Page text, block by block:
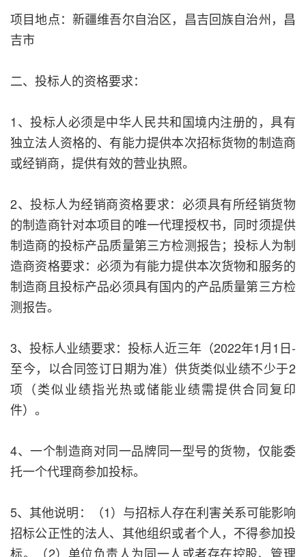
项目地点：新疆维吾尔自治区，昌吉回族自治州，昌
吉市
二、投标人的资格要求：
1、投标人必须是中华人民共和国境内注册的，具有
独立法人资格的、有能力提供本次招标货物的制造商
或经销商，提供有效的营业执照。
2、投标人为经销商资格要求：必须具有所经销货物
的制造商针对本项目的唯一代理授权书，同时须提供
制造商的投标产品质量第三方检测报告；投标人为制
造商资格要求：必须为有能力提供本次货物和服务的
制造商且投标产品必须具有国内的产品质量第三方检
测报告。
3、投标人业绩要求：投标人近三年（2022年1月1日-
至今，以合同签订日期为准）供货类似业绩不少于2
项（类似业绩指光热或储能业绩需提供合同复印
件）。
4、一个制造商对同一品牌同一型号的货物，仅能委
托一个代理商参加投标。
5、其他说明：（1）与招标人存在利害关系可能影响
招标公正性的法人、其他组织或者个人，不得参加投
标。（2）单位负责人为同一人或者存在控股、管理